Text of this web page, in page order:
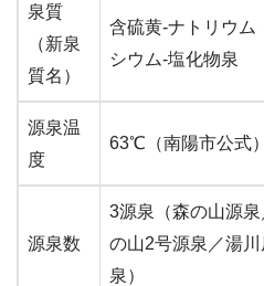
泉質
（新泉
質名）
含硫黄-ナトリウム
シウム-塩化物泉
源泉温
度
63℃（南陽市公式）
源泉数
3源泉（森の山源泉
の山2号源泉／湯
泉）